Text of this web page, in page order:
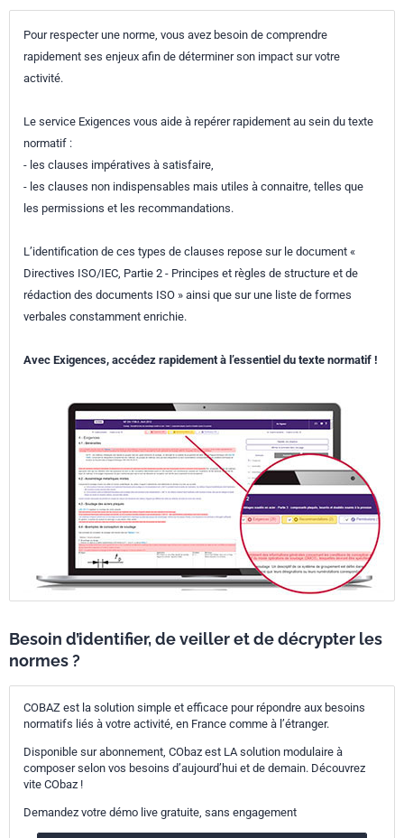
Pour respecter une norme, vous avez besoin de comprendre
rapidement ses enjeux afin de déterminer son impact sur votre
activité.
Le service Exigences vous aide à repérer rapidement au sein du texte
normatif :
- les clauses impératives à satisfaire,
- les clauses non indispensables mais utiles à connaitre, telles que
les permissions et les recommandations.
L’identification de ces types de clauses repose sur le document «
Directives ISO/IEC, Partie 2 - Principes et règles de structure et de
rédaction des documents ISO » ainsi que sur une liste de formes
verbales constamment enrichie.
Avec Exigences, accédez rapidement à l’essentiel du texte normatif !
Besoin d’identifier, de veiller et de décrypter les
normes ?
COBAZ est la solution simple et efficace pour répondre aux besoins
normatifs liés à votre activité, en France comme à l’étranger.
Disponible sur abonnement, CObaz est LA solution modulaire à
composer selon vos besoins d’aujourd’hui et de demain. Découvrez
vite CObaz !
Demandez votre démo live gratuite, sans engagement